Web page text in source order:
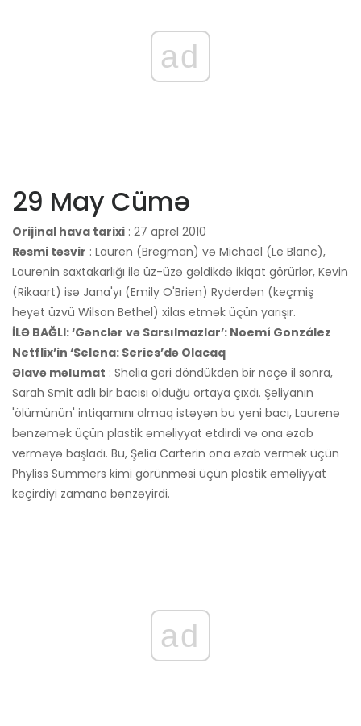
ad
29 May Cümə
Orijinal hava tarixi : 27 aprel 2010
Rəsmi təsvir : Lauren (Bregman) və Michael (Le Blanc),
Laurenin saxtakarlığı ilə üz-üzə gəldikdə ikiqat görürlər, Kevin
(Rikaart) isə Jana'yı (Emily O'Brien) Ryderdən (keçmiş
heyət üzvü Wilson Bethel) xilas etmək üçün yarışır.
İLƏ BAĞLI: ‘Gənclər və Sarsılmazlar’: Noemí González
Netflix’in ‘Selena: Series’də Olacaq
Əlavə məlumat : Shelia geri döndükdən bir neçə il sonra,
Sarah Smit adlı bir bacısı olduğu ortaya çıxdı. Şeliyanın
'ölümünün' intiqamını almaq istəyən bu yeni bacı, Laurenə
bənzəmək üçün plastik əməliyyat etdirdi və ona əzab
verməyə başladı. Bu, Şelia Carterin ona əzab vermək üçün
Phyliss Summers kimi görünməsi üçün plastik əməliyyat
keçirdiyi zamana bənzəyirdi.
ad